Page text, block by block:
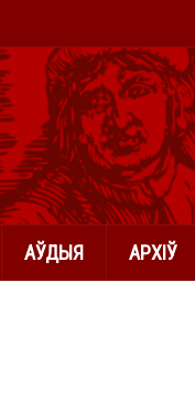
АЎДЫЯ АРХІЎ